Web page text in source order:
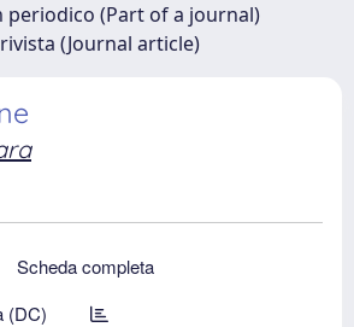
periodico (Part of a journal)
(Journal article)
Scheda completa
(DC)